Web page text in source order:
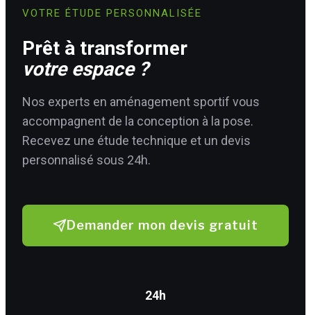
VOTRE ÉTUDE PERSONNALISÉE
Prêt à transformer
votre espace ?
Nos experts en aménagement sportif vous
accompagnent de la conception à la pose.
Recevez une étude technique et un devis
personnalisé sous 24h.
Demander mon devis gratuit
24h